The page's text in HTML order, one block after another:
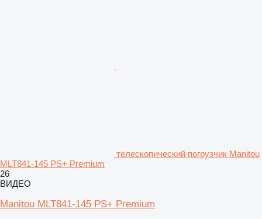
телескопический погрузчик Manitou
MLT841-145 PS+ Premium
26
ВИДЕО
Manitou MLT841-145 PS+ Premium